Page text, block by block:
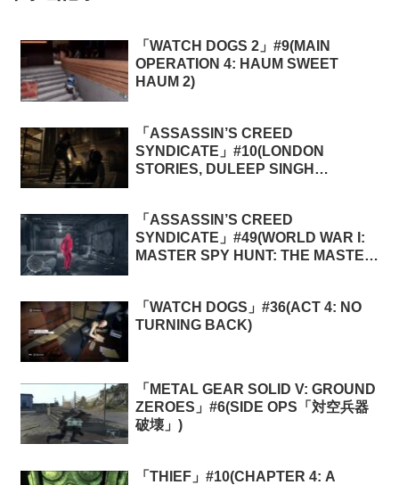
「WATCH DOGS 2」#9(MAIN
OPERATION 4: HAUM SWEET
HAUM 2)
「ASSASSIN’S CREED
SYNDICATE」#10(LONDON
STORIES, DULEEP SINGH
「ASSASSIN’S CREED
SYNDICATE」#49(WORLD WAR I:
MASTER SPY HUNT: THE MASTER
「WATCH DOGS」#36(ACT 4: NO
TURNING BACK)
「METAL GEAR SOLID V: GROUND
ZEROES」#6(SIDE OPS「対空兵器
破壊」)
「THIEF」#10(CHAPTER 4: A